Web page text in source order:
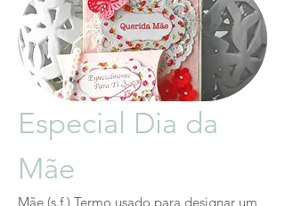
Especial Dia da
Mãe
Mãe (s.f.) Termo usado para designar um